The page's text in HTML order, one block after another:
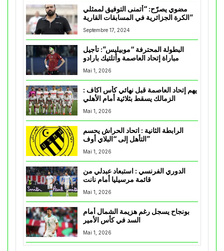
مضوي يصرّح: “أتمنى التوفيق لممثلي
الكرة الجزائرية في المسابقات القارية”
Septembre 17, 2024
البطولة المحترفة “موبيليس”: تأجيل
مباراة إتحاد العاصمة وأتلتيك بارادو
Mai 1, 2026
يهم إتحاد العاصمة قبل نهائي كأس اكاف :
Mai 1, 2026
الرابطة الثانية : اتحاد الحراش يحسم
التأهل إلى “البلاي أوف”
Mai 1, 2026
الدوري الفرنسي : استبعاد عبدلي من
قائمة مرسيليا أمام نانت
Mai 1, 2026
بونجاح يسجل رغم هزيمة الشمال أمام
السد في كأس الأمير
Mai 1, 2026